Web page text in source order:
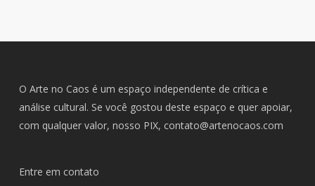
O Arte no Caos é um espaço independente de crítica e
análise cultural. Se você gostou deste espaço e quer apoiar,
com qualquer valor, nosso PIX, contato@artenocaos.com
Entre em contato